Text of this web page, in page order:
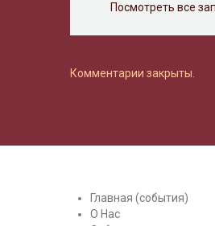
Посмотреть все
Комментарии закрыты.
Главная (события)
О Нас